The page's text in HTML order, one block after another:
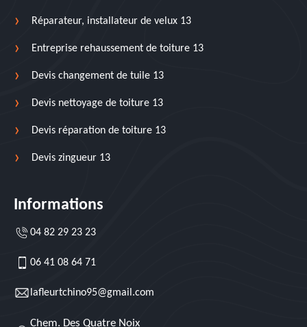
Réparateur, installateur de velux 13
Entreprise rehaussement de toiture 13
Devis changement de tuile 13
Devis nettoyage de toiture 13
Devis réparation de toiture 13
Devis zingueur 13
Informations
04 82 29 23 23
06 41 08 64 71
lafleurtchino95@gmail.com
Chem. Des Quatre Noix